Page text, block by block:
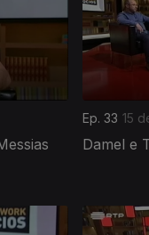
Ep. 33 15
Damel e